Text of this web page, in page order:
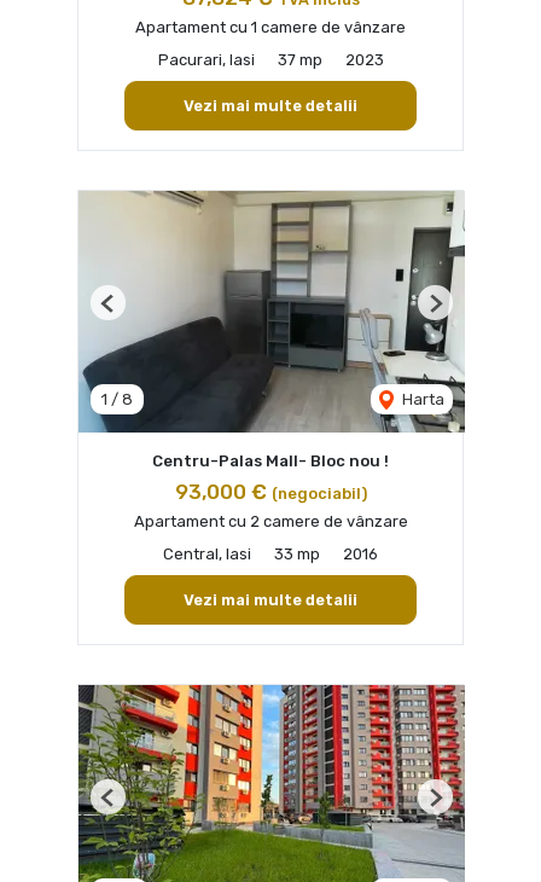
Apartament cu 1 camere de vânzare
Pacurari, Iasi
37 mp 2023
Vezi mai multe detalii
1 / 8 Harta
Previous Next
Centru-Palas Mall- Bloc nou !
93,000 € (negociabil)
Apartament cu 2 camere de vânzare
Central, Iasi
33 mp 2016
Vezi mai multe detalii
Previous Next